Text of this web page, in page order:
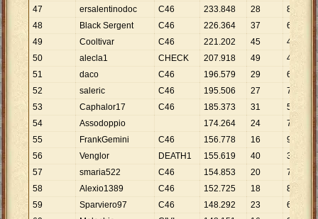
47 ersalentinodoc C46 233.848 28 8 352
48
Black Sergent C46 226.364 37 6
118
49
Cooltivar C46 221.202 45 4 .916
50
alecla1 CHECK 207.918 49 4
243
51
daco C46 196.579 29 6
52
saleric C46 195.506 27 7 .241
53
Caphalor17 C46 185.373 31 5
980
54
Assodoppio 174.264 24 7
55
FrankGemini C46 156.778 16 9
56
Venglor DEATH1 155.619 40 3.890
57
smaria522 C46 154.853 20 7
743
58
Alexio1389 C46 152.725 18 8 .
59
Sparviero97 C46 148.292 23 6
447